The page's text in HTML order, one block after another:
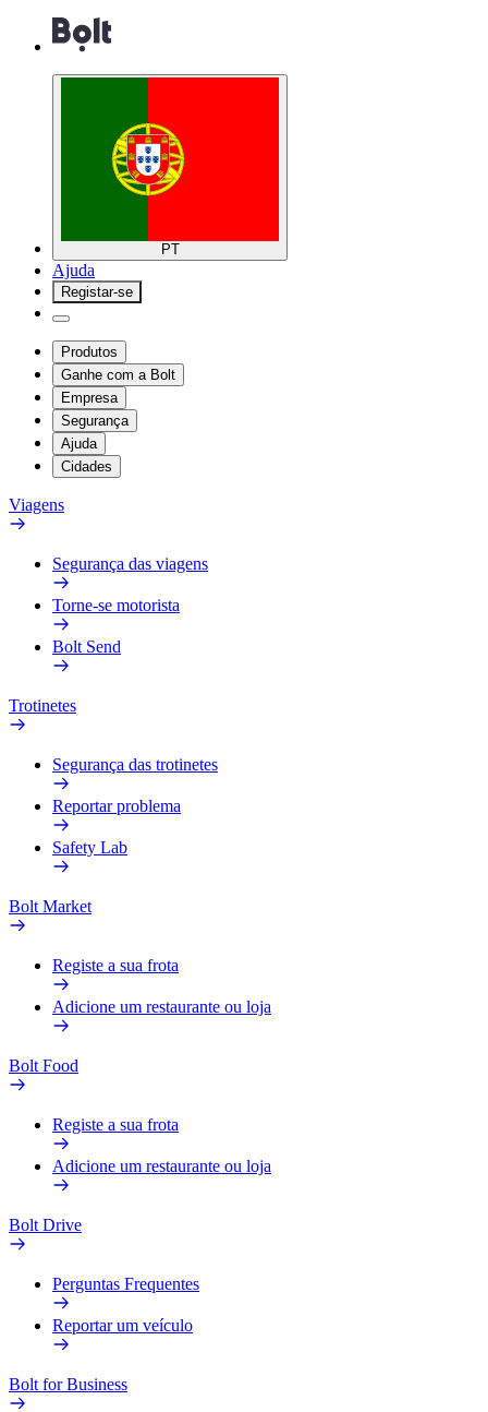
PT
Ajuda
Registar-se
Produtos
Ganhe com a Bolt
Empresa
Segurança
Ajuda
Cidades
Viagens
Segurança das viagens
Torne-se motorista
Bolt Send
Trotinetes
Segurança das trotinetes
Reportar problema
Safety Lab
Bolt Market
Registe a sua frota
Adicione um restaurante ou loja
Bolt Food
Registe a sua frota
Adicione um restaurante ou loja
Bolt Drive
Perguntas Frequentes
Reportar um veículo
Bolt for Business